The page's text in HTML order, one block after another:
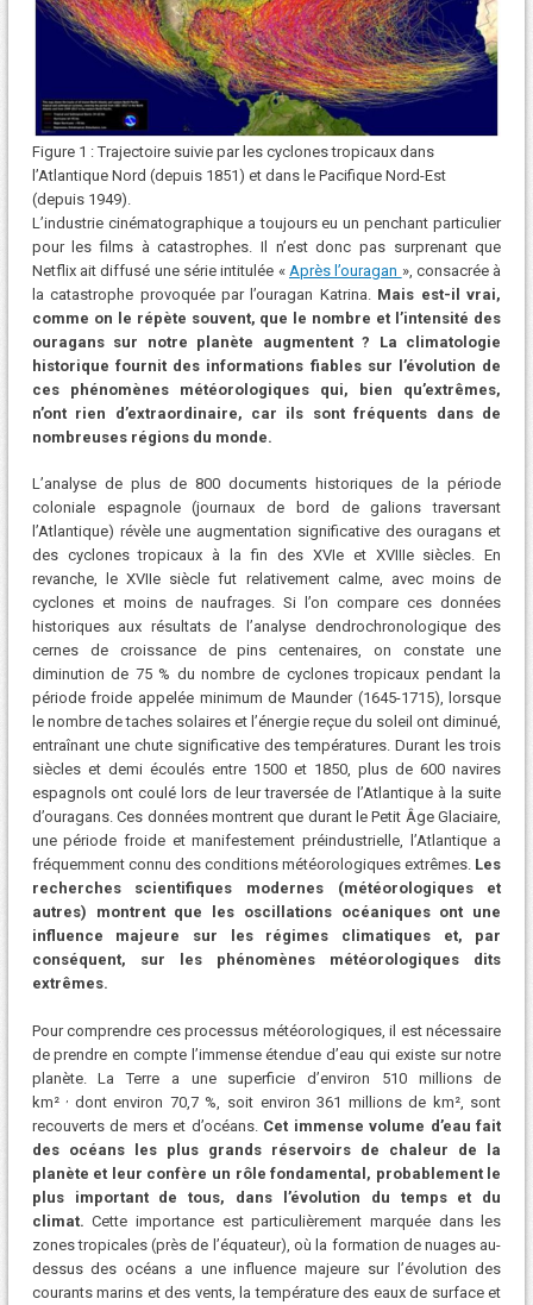
Figure 1 : Trajectoire suivie par les cyclones tropicaux dans
l’Atlantique Nord (depuis 1851) et dans le Pacifique Nord-Est
(depuis 1949).
L’industrie cinématographique a toujours eu un penchant particulier
pour les films à catastrophes. Il n’est donc pas surprenant que
Netflix ait diffusé une série intitulée « Après l’ouragan », consacrée à
la catastrophe provoquée par l’ouragan Katrina. Mais est-il vrai,
comme on le répète souvent, que le nombre et l’intensité des
ouragans sur notre planète augmentent ? La climatologie
historique fournit des informations fiables sur l’évolution de
ces phénomènes météorologiques qui, bien qu’extrêmes,
n’ont rien d’extraordinaire, car ils sont fréquents dans de
nombreuses régions du monde.
L’analyse de plus de 800 documents historiques de la période
coloniale espagnole (journaux de bord de galions traversant
l’Atlantique) révèle une augmentation significative des ouragans et
des cyclones tropicaux à la fin des XVIe et XVIIIe siècles. En
revanche, le XVIIe siècle fut relativement calme, avec moins de
cyclones et moins de naufrages. Si l’on compare ces données
historiques aux résultats de l’analyse dendrochronologique des
cernes de croissance de pins centenaires, on constate une
diminution de 75 % du nombre de cyclones tropicaux pendant la
période froide appelée minimum de Maunder (1645-1715), lorsque
le nombre de taches solaires et l’énergie reçue du soleil ont diminué,
entraînant une chute significative des températures. Durant les trois
siècles et demi écoulés entre 1500 et 1850, plus de 600 navires
espagnols ont coulé lors de leur traversée de l’Atlantique à la suite
d’ouragans. Ces données montrent que durant le Petit Âge Glaciaire,
une période froide et manifestement préindustrielle, l’Atlantique a
fréquemment connu des conditions météorologiques extrêmes. Les
recherches scientifiques modernes (météorologiques et
autres) montrent que les oscillations océaniques ont une
influence majeure sur les régimes climatiques et, par
conséquent, sur les phénomènes météorologiques dits
extrêmes.
Pour comprendre ces processus météorologiques, il est nécessaire
de prendre en compte l’immense étendue d’eau qui existe sur notre
planète. La Terre a une superficie d’environ 510 millions de
km² dont environ 70,7 %, soit environ 361 millions de km², sont
recouverts de mers et d’océans. Cet immense volume d’eau fait
des océans les plus grands réservoirs de chaleur de la
planète et leur confère un rôle fondamental, probablement le
plus important de tous, dans l’évolution du temps et du
climat. Cette importance est particulièrement marquée dans les
zones tropicales (près de l’équateur), où la formation de nuages ​​au-
dessus des océans a une influence majeure sur l’évolution des
courants marins et des vents, la température des eaux de surface et